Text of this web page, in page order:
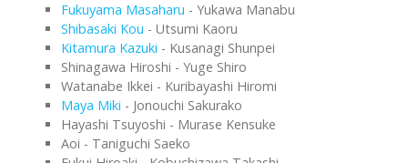
Fukuyama Masaharu - Yukawa Manabu
Shibasaki Kou - Utsumi Kaoru
Kitamura Kazuki - Kusanagi Shunpei
Shinagawa Hiroshi - Yuge Shiro
Watanabe Ikkei - Kuribayashi Hiromi
Maya Miki - Jonouchi Sakurako
Hayashi Tsuyoshi - Murase Kensuke
Aoi - Taniguchi Saeko